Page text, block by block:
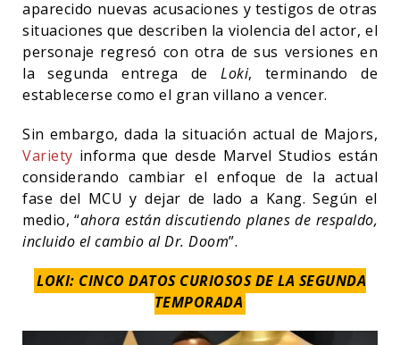
aparecido nuevas acusaciones y testigos de otras
situaciones que describen la violencia del actor, el
personaje regresó con otra de sus versiones en
la segunda entrega de Loki, terminando de
establecerse como el gran villano a vencer.
Sin embargo, dada la situación actual de Majors,
Variety informa que desde Marvel Studios están
considerando cambiar el enfoque de la actual
fase del MCU y dejar de lado a Kang. Según el
medio, “ahora están discutiendo planes de respaldo,
incluido el cambio al Dr. Doom”.
LOKI: CINCO DATOS CURIOSOS DE LA SEGUNDA
TEMPORADA